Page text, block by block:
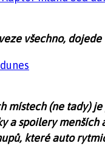
všechno, dojede
místech (ne tady) je
a spoilery menších
které auto